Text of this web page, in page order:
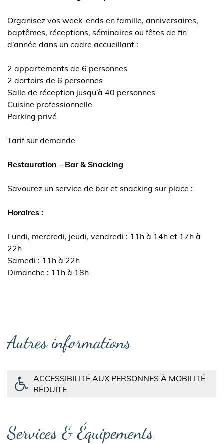
Organisez vos week-ends en famille, anniversaires,
baptêmes, réceptions, séminaires ou fêtes de fin
d’année dans un cadre accueillant :
2 appartements de 6 personnes
2 dortoirs de 6 personnes
Salle de réception jusqu’à 40 personnes
Cuisine professionnelle
Parking privé
Tarif sur demande
Restauration – Bar & Snacking
Savourez un service de bar et snacking sur place :
Horaires :
Lundi, mercredi, jeudi, vendredi : 11h à 14h et 17h à
22h
Samedi : 11h à 22h
Dimanche : 11h à 18h
Autres informations
ACCESSIBILITÉ AUX PERSONNES À MOBILITÉ
RÉDUITE
Services & Équipements